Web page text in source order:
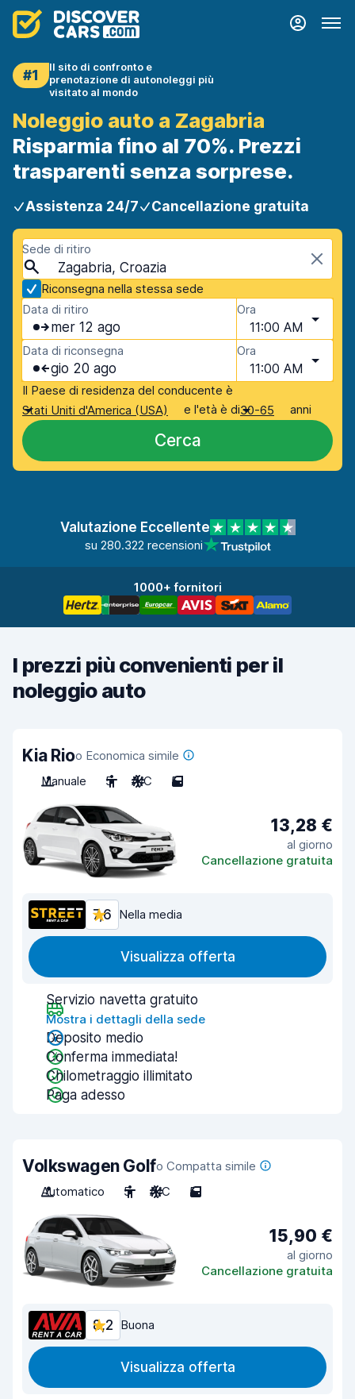
#1
Il sito di confronto e
prenotazione di autonoleggi più
visitato al mondo
Noleggio auto a Zagabria
Risparmia fino al 70%. Prezzi
trasparenti senza sorprese.
Assistenza 24/7 Cancellazione gratuita
Sede di ritiro
Zagabria, Croazia
Riconsegna nella stessa sede
Data di ritiro
mer 12 ago
Ora
11:00 AM
Data di riconsegna
gio 20 ago
Ora
11:00 AM
Il Paese di residenza del conducente è
Stati Uniti d'America (USA)
e l'età è di30-65 anni
Cerca
Valutazione Eccellente
su 280.322 recensioni
1000+ fornitori
I prezzi più convenienti per il
noleggio auto
Kia Rioo Economica simile
Manuale
5 A/C 5
13,28 €
al giorno
Cancellazione gratuita
7,6 Nella media
Visualizza offerta
Servizio navetta gratuito
Mostra i dettagli della sede
Deposito medio
Conferma immediata!
Chilometraggio illimitato
Paga adesso
Volkswagen Golfo Compatta simile
Automatico
5 A/C 5
15,90 €
al giorno
Cancellazione gratuita
8,2 Buona
Visualizza offerta